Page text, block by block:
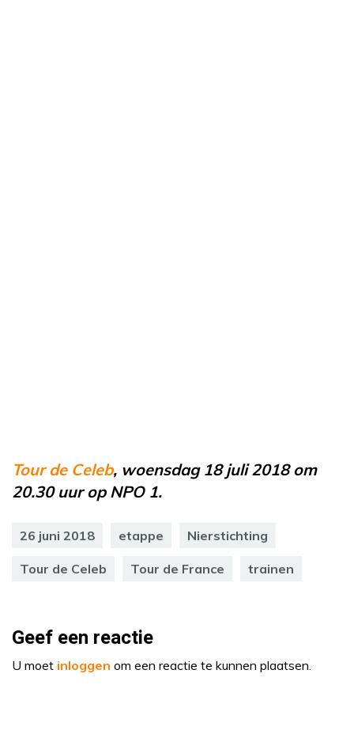
Tour de Celeb, woensdag 18 juli 2018 om
20.30 uur op NPO 1.
26 juni 2018 etappe Nierstichting
Tour de Celeb Tour de France trainen
Geef een reactie
U moet inloggen om een reactie te kunnen plaatsen.